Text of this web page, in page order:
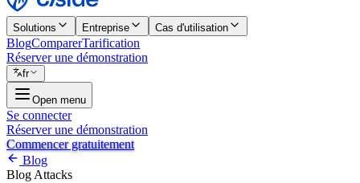
Solutions Entreprise Cas d'utilisation
BlogComparerTarification
Réserver une démonstration
fr
Open menu
Se connecter
Réserver une démonstration
Commencer gratuitement
Blog
Blog Attacks